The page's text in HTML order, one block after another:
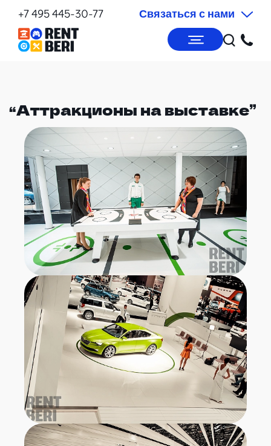
+7 495 445-30-77 Связаться с нами
“Аттракционы на выставке”